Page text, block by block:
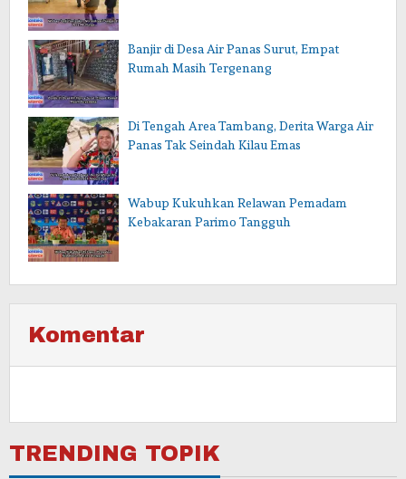
Banjir di Desa Air Panas Surut, Empat
Rumah Masih Tergenang
Di Tengah Area Tambang, Derita Warga Air
Panas Tak Seindah Kilau Emas
Wabup Kukuhkan Relawan Pemadam
Kebakaran Parimo Tangguh
Komentar
TRENDING TOPIK